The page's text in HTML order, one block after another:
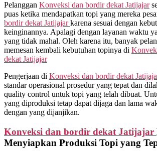
Pelanggan Konveksi dan bordir dekat Jatijajar
puas ketika mendapatkan topi yang mereka
bordir dekat Jatijajar karena sesuai dengan
keinginannya. Apalagi dengan layanan waktu
yang tidak mahal. Oleh karena itu, banyak
memesan kembali kebutuhan topinya di
dekat Jatijajar
Pengerjaan di Konveksi dan bordir dekat
standar operasional prosedur yang tepat dan
quality control untuk topi yang telah dibuat.
yang diproduksi tetap dapat dijaga dan lama
dengan yang dijanjikan.
Konveksi dan bordir dekat Jatijajar
Menyiapkan Produksi Topi yang